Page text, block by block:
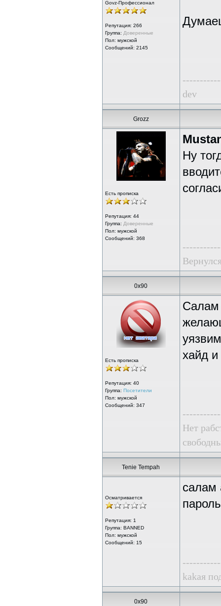
Govz-Профессионал
Репутация: 266
Группа: Доверенные
Пол: мужской
Сообщений: 2145
dev
Grozz
Есть прописка
Репутация: 44
Группа: Доверенные
Пол: мужской
Сообщений: 368
Ну
0x90
Есть прописка
Репутация: 40
Группа: Посетители
Пол: мужской
Сообщений: 347
Салам
хайд и
Нет
Tenie Tempah
Осматривается
Репутация: 1
Группа: BANNED
Пол: мужской
Сообщений: 15
салам
kаkая
0x90